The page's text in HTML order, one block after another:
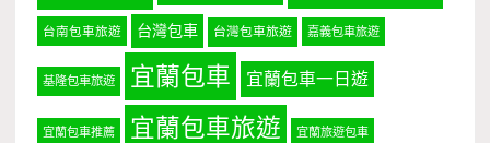
台南包車旅遊 台灣包車 台灣包車旅遊 嘉義包車旅遊
基隆包車旅遊 宜蘭包車 宜蘭包車一日遊
宜蘭包車推薦 宜蘭包車旅遊 宜蘭旅遊包車